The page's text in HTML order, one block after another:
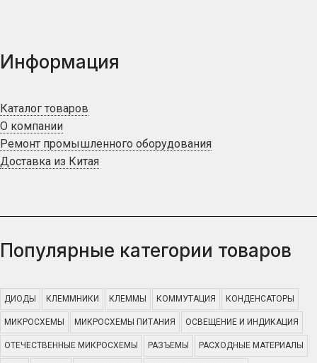
Информация
Каталог товаров
О компании
Ремонт промышленного оборудования
Доставка из Китая
Популярные категории товаров
ДИОДЫ КЛЕММНИКИ КЛЕММЫ КОММУТАЦИЯ КОНДЕНСАТОРЫ
МИКРОСХЕМЫ МИКРОСХЕМЫ ПИТАНИЯ ОСВЕЩЕНИЕ И ИНДИКАЦИЯ
ОТЕЧЕСТВЕННЫЕ МИКРОСХЕМЫ РАЗЪЕМЫ РАСХОДНЫЕ МАТЕРИАЛЫ